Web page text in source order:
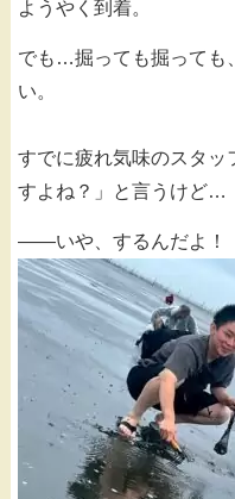
ようやく到着。
でも…掘っても掘っても
い。
すでに疲れ気味のスタッ
すよね？」と言うけど…
――いや、するんだよ！